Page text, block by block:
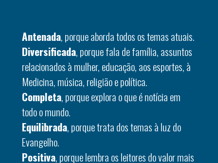
Antenada, porque aborda todos os temas atuais.
Diversificada, porque fala de família, assuntos
relacionados à mulher, educação, aos esportes, à
Medicina, música, religião e política.
Completa, porque explora o que é notícia em
todo o mundo.
Equilibrada, porque trata dos temas à luz do
Evangelho.
Positiva, porque lembra os leitores do valor mais